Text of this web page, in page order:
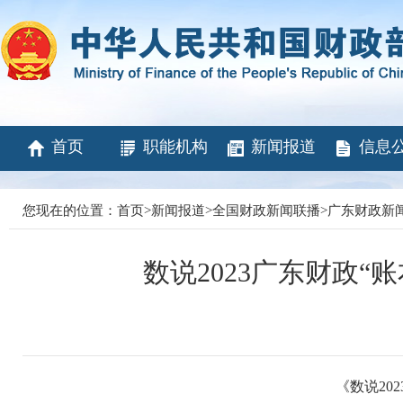
首页 职能机构 新闻报道 信息
您现在的位置： 首页>新闻报道>全国财政新闻联播>广东财政新
数说2023广东财政“
《数说